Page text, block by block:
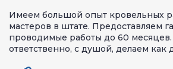
Имеем большой опыт кровельных
мастеров в штате. Предоставляем
проводимые работы до 60 месяцев.
ответственно, с душой, делаем как